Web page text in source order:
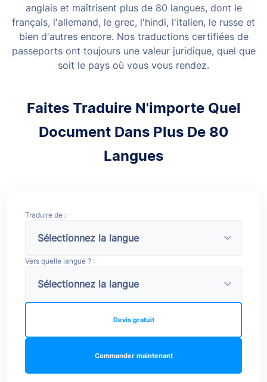
anglais et maîtrisent plus de 80 langues, dont le
français, l'allemand, le grec, l'hindi, l'italien, le russe et
bien d'autres encore. Nos traductions certifiées de
passeports ont toujours une valeur juridique, quel que
soit le pays où vous vous rendez.
Faites Traduire N'importe Quel
Document Dans Plus De 80
Langues
Traduire de :
Vers quelle langue ? :
Commander maintenant
Devis gratuit